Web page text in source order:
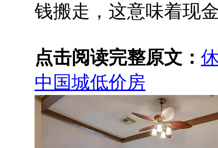
钱搬走，这意味着现
点击阅读完整原文：
中国城低价房